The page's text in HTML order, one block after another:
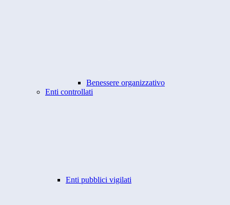
Benessere organizzativo
Enti controllati
Enti pubblici vigilati